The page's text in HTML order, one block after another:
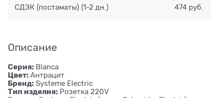
СДЭК (постаматы) (1-2 дн.) 474 руб.
Описание
Серия: Blanca
Цвет: Антрацит
Бренд: Systeme Electric
Тип изделия: Розетка 220V